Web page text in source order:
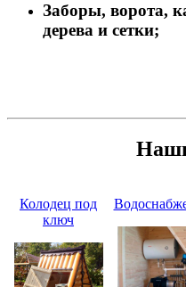
Заборы, ворота,
дерева и сетки;
Колодец под
ключ